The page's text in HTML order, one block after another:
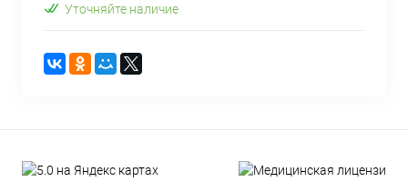
Уточняйте наличие